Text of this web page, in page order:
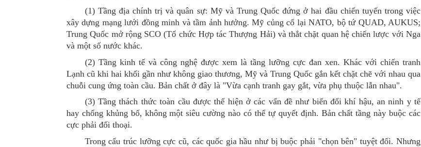
(1) Tầng địa chính trị và quân sự: Mỹ và Trung Quốc đứng ở hai đầu chiến tuyến trong việc
xây dựng mạng lưới đồng minh và tầm ảnh hưởng. Mỹ củng cố lại NATO, bộ tứ QUAD, AUKUS;
Trung Quốc mở rộng SCO (Tổ chức Hợp tác Thượng Hải) và thắt chặt quan hệ chiến lược với Nga
và một số nước khác.
(2) Tầng kinh tế và công nghệ đượcxem là tầng lưỡng cực đan xen. Khác với chiến tranh
Lạnh cũ khi hai khối gần như không giao thương, Mỹ và Trung Quốc gắn kết chặt chẽ với nhau qua
chuỗi cung ứng toàn cầu. Bản chất ở đây là "Vừa cạnh tranh gay gắt, vừa phụ thuộc lẫn nhau".
(3)Tầng thách thức toàn cầu đượcthể hiện ởcác vấn đề như biến đổi khí hậu, an ninh y tế
hay chống khủng bố, không một siêu cường nào có thể tự quyết định. Bản chất tầng này buộc các
cực phải đối thoại.
Trong cấu trúc lưỡng cực cũ, các quốc gia hầu như bị buộc phải "chọn bên" tuyệt đối. Nhưng